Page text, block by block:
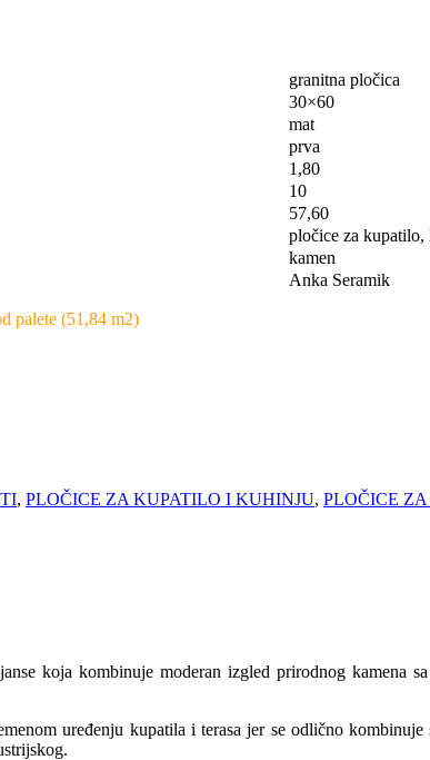
granitna pločica
30×60
mat
prva
1,80
10
57,60
pločice za kupatilo,
kamen
Anka Seramik
palete (51,84 m2)
, PLOČICE ZA KUPATILO I KUHINJU, PLOČICE
koja kombinuje moderan izgled prirodnog kamena
uređenju kupatila i terasa jer se odlično